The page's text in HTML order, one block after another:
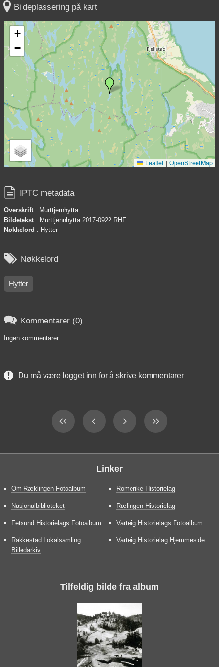
 Bildeplassering på kart
+
−
Leaflet | OpenStreetMap
 IPTC metadata
Overskrift : Murttjernhytta
Bildetekst : Murttjennhytta 2017-0922 RHF
Nøkkelord : Hytter
 Nøkkelord
Hytter
 Kommentarer (0)
Ingen kommentarer
Du må være logget inn for å skrive kommentarer
Linker
Om Ræklingen Fotoalbum
Nasjonalbiblioteket
Fetsund Historielags Fotoalbum
Rakkestad Lokalsamling
Billedarkiv
Romerike Historielag
Rælingen Historielag
Varteig Historielags Fotoalbum
Varteig Historielag Hjemmeside
Tilfeldig bilde fra album